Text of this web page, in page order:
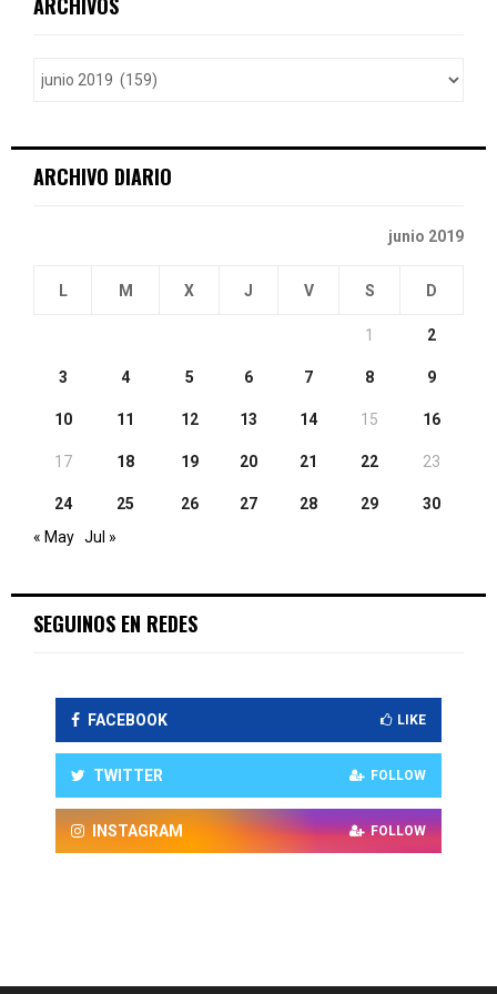
h
ARCHIVO DIARIO
junio 2019
L M X J V S D
1 2
3 4 5 6 7 8 9
10 11 12 13 14 15 16
17 18 19 20 21 22 23
24 25 26 27 28 29
30
« May Jul »
SEGUINOS EN REDES
FACEBOOK LIKE
TWITTER FOLLOW
INSTAGRAM FOLLOW